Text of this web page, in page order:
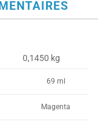
0,1450 kg
69 ml
Magenta